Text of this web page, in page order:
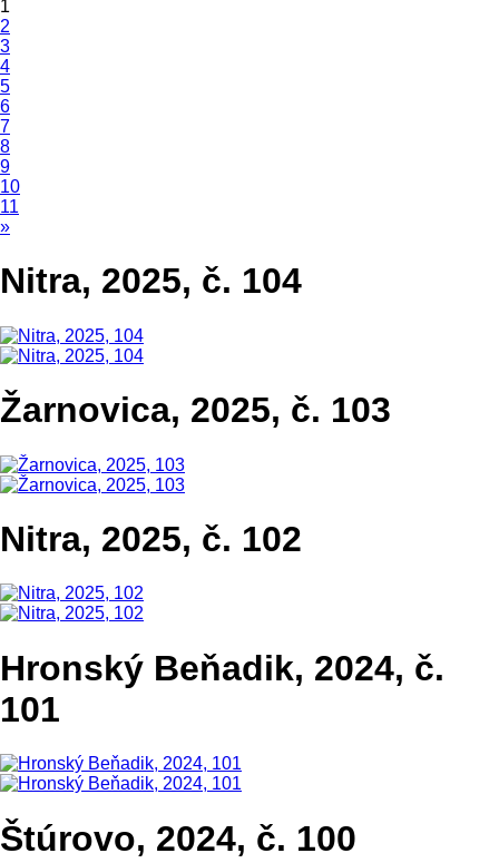
1
2
3
4
5
6
7
8
9
10
11
»
Nitra, 2025, č. 104
Žarnovica, 2025, č. 103
Nitra, 2025, č. 102
Hronský Beňadik, 2024, č.
101
Štúrovo, 2024, č. 100